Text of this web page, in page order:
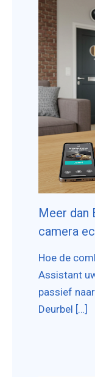
Meer dan
camera
Hoe de
Assistant
passief
Deurbel […]